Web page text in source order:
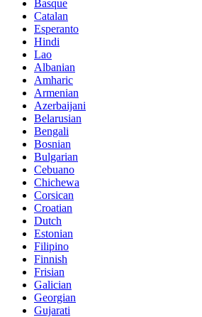
Basque
Catalan
Esperanto
Hindi
Lao
Albanian
Amharic
Armenian
Azerbaijani
Belarusian
Bengali
Bosnian
Bulgarian
Cebuano
Chichewa
Corsican
Croatian
Dutch
Estonian
Filipino
Finnish
Frisian
Galician
Georgian
Gujarati